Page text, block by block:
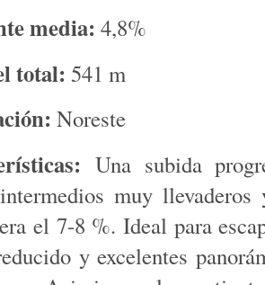
media: 4,8%
total: 541 m
Noreste
Una subida
muy
el 7-8 %. Ideal para
y excelentes